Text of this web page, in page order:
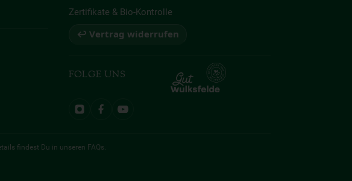
Zertifikate & Bio-Kontrolle
↩ Vertrag widerrufen
FOLGE UNS
findest Du in unseren FAQs